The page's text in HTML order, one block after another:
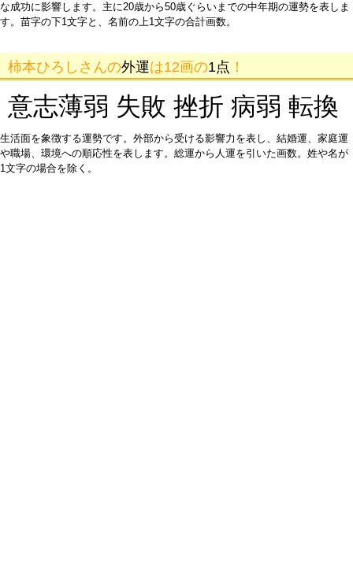
な成功に影響します。主に20歳から50歳ぐらいまでの中年期の運勢を表しま
す。苗字の下1文字と、名前の上1文字の合計画数。
柿本ひろしさんの外運は12画の1点 ！
意志薄弱 失敗 挫折 病弱 転換
生活面を象徴する運勢です。外部から受ける影響力を表し、結婚運、家庭運
や職場、環境への順応性を表します。総運から人運を引いた画数。姓や名が
1文字の場合を除く。